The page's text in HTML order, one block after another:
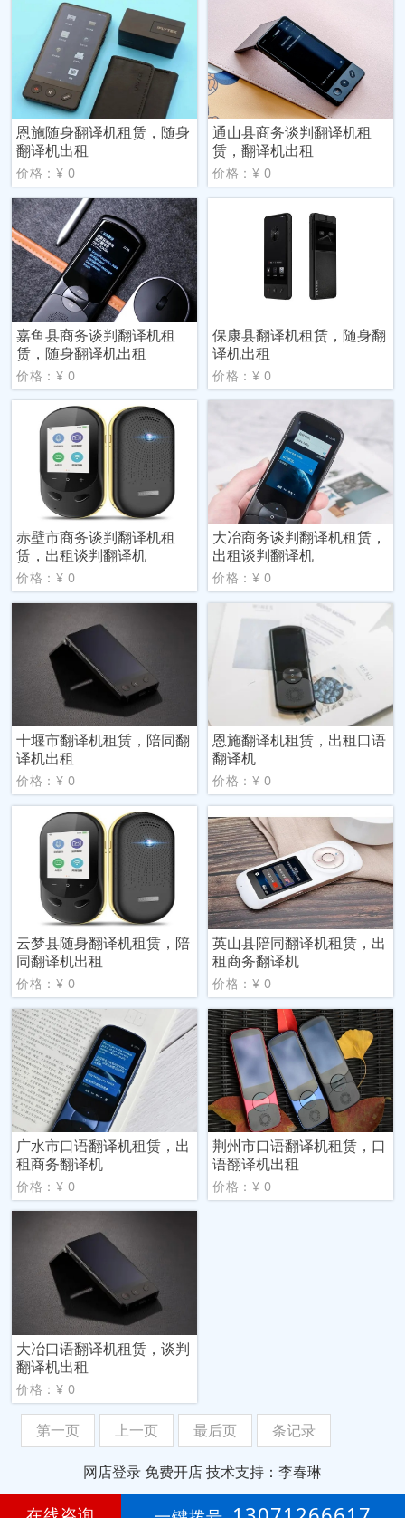
恩施随身翻译机租赁，随身
翻译机出租
价格：¥ 0
通山县商务谈判翻译机租
赁，翻译机出租
价格：¥ 0
嘉鱼县商务谈判翻译机租
赁，随身翻译机出租
价格：¥ 0
保康县翻译机租赁，随身翻
译机出租
价格：¥ 0
赤壁市商务谈判翻译机租
赁，出租谈判翻译机
价格：¥ 0
大冶商务谈判翻译机租赁，
出租谈判翻译机
价格：¥ 0
十堰市翻译机租赁，陪同翻
译机出租
价格：¥ 0
恩施翻译机租赁，出租口语
翻译机
价格：¥ 0
云梦县随身翻译机租赁，陪
同翻译机出租
价格：¥ 0
英山县陪同翻译机租赁，出
租商务翻译机
价格：¥ 0
广水市口语翻译机租赁，出
租商务翻译机
价格：¥ 0
荆州市口语翻译机租赁，口
语翻译机出租
价格：¥ 0
大冶口语翻译机租赁，谈判
翻译机出租
价格：¥ 0
第一页 上一页 最后页 条记录
网店登录 免费开店技术支持：李春琳
第6年